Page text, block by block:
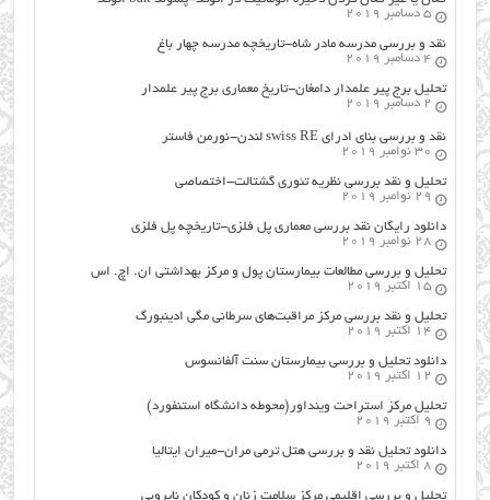
5 دسامبر 2019
نقد و بررسی مدرسه مادر شاه-تاریخچه مدرسه چهار باغ
4 دسامبر 2019
تحلیل برج پیر علمدار دامغان-تاریخ معماری برج پیر علمدار
2 دسامبر 2019
نقد و بررسی بنای ادرای swiss RE لندن-نورمن فاستر
30 نوامبر 2019
تحلیل و نقد بررسی نظریه تئوری گشتالت-اختصاصی
29 نوامبر 2019
دانلود رایگان نقد بررسی معماری پل فلزی-تاریخچه پل فلزی
28 نوامبر 2019
تحلیل و بررسی مطالعات بیمارستان پول و مرکز بهداشتی ان. اچ. اس
15 اکتبر 2019
تحلیل و نقد بررسی مرکز مراقبت‌های سرطانی مگی ادینبورگ
14 اکتبر 2019
دانلود تحلیل و بررسی بیمارستان سنت آلفانسوس
12 اکتبر 2019
تحلیل مرکز استراحت وینداور(محوطه دانشگاه استنفورد)
9 اکتبر 2019
دانلود تحلیل نقد و بررسی هتل ترمی مران-میران ایتالیا
8 اکتبر 2019
تحلیل و بررسی اقلیمی مرکز سلامت زنان و کودکان نایروبی